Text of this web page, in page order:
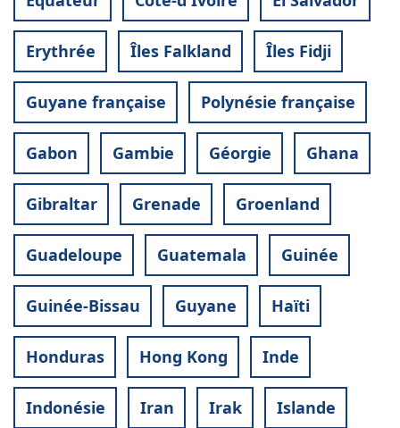
Erythrée Îles Falkland Îles Fidji
Guyane française Polynésie française
Gabon Gambie Géorgie Ghana
Gibraltar Grenade Groenland
Guadeloupe Guatemala Guinée
Guinée-Bissau Guyane Haïti
Honduras Hong Kong Inde
Indonésie Iran Irak Islande